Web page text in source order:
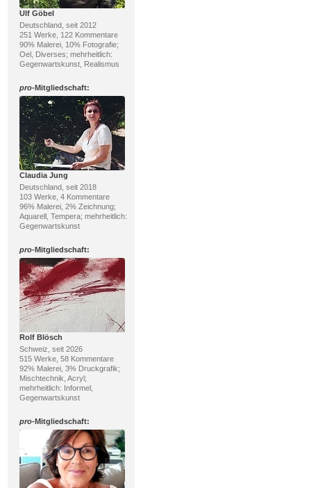
Ulf Göbel
Deutschland, seit 2012
251 Werke, 122 Kommentare
90% Malerei, 10% Fotografie;
Oel, Diverses; mehrheitlich:
Gegenwartskunst, Realismus
pro-Mitgliedschaft:
Claudia Jung
Deutschland, seit 2018
103 Werke, 4 Kommentare
96% Malerei, 2% Zeichnung;
Aquarell, Tempera; mehrheitlich:
Gegenwartskunst
pro-Mitgliedschaft:
Rolf Blösch
Schweiz, seit 2026
515 Werke, 58 Kommentare
92% Malerei, 3% Druckgrafik;
Mischtechnik, Acryl;
mehrheitlich: Informel,
Gegenwartskunst
pro-Mitgliedschaft: